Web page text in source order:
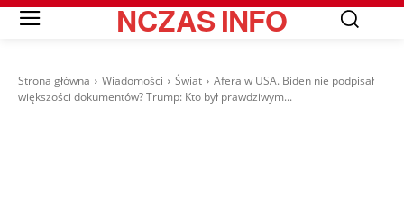
NCZASINFO
Strona główna Wiadomości Świat
Afera w USA. Biden nie podpisał
większości dokumentów? Trump: Kto był prawdziwym...